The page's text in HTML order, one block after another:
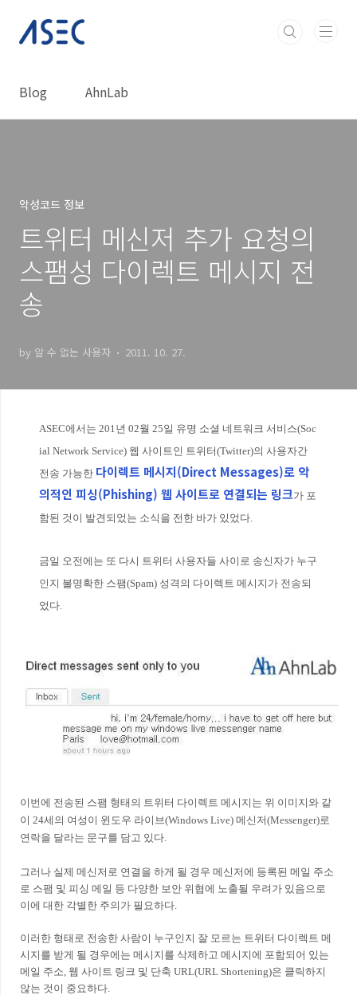
Blog AhnLab
악성코드 정보
트위터 메신저 추가 요청의
스팸성 다이렉트 메시지 전
송
by 알 수 없는 사용자 2011. 10. 27.
ASEC에서는 201년 02월 25일 유명 소셜 네트워크 서비스(Soc
ial Network Service) 웹 사이트인 트위터(Twitter)의 사용자간
전송 가능한 다이렉트 메시지(Direct Messages)로 악
의적인 피싱(Phishing) 웹 사이트로 연결되는 링크가 포
함된 것이 발견되었는 소식을 전한 바가 있었다.
금일 오전에는 또 다시 트위터 사용자들 사이로 송신자가 누구
인지 불명확한 스팸(Spam) 성격의 다이렉트 메시지가 전송되
었다.
이번에 전송된 스팸 형태의 트위터 다이렉트 메시지는 위 이미지와 같
이 24세의 여성이 윈도우 라이브(Windows Live) 메신저(Messenger)로
연락을 달라는 문구를 담고 있다.
그러나 실제 메신저로 연결을 하게 될 경우 메신저에 등록된 메일 주소
로 스팸 및 피싱 메일 등 다양한 보안 위협에 노출될 우려가 있음으로
이에 대한 각별한 주의가 필요하다.
이러한 형태로 전송한 사람이 누구인지 잘 모르는 트위터 다이렉트 메
시지를 받게 될 경우에는 메시지를 삭제하고 메시지에 포함되어 있는
메일 주소, 웹 사이트 링크 및 단축 URL(URL Shortening)은 클릭하지
않는 것이 중요하다.